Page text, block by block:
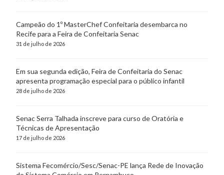
Campeão do 1º MasterChef Confeitaria desembarca no
Recife para a Feira de Confeitaria Senac
31 de julho de 2026
Em sua segunda edição, Feira de Confeitaria do Senac
apresenta programação especial para o público infantil
28 de julho de 2026
Senac Serra Talhada inscreve para curso de Oratória e
Técnicas de Apresentação
17 de julho de 2026
Sistema Fecomércio/Sesc/Senac-PE lança Rede de Inovação